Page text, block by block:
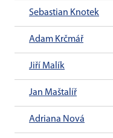
Sebastian Knotek
Adam Krčmář
Jiří Malík
Jan Maštalíř
Adriana Nová